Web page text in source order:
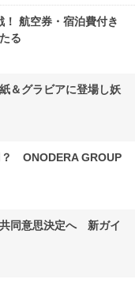
航空券・宿泊費付き
る
＆グラビアに登場し妖
？ ONODERA GROUP
同意思決定へ 新ガイ